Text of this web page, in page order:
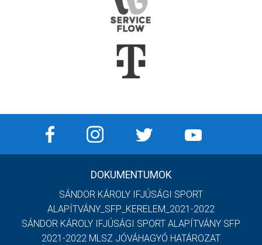
DOKUMENTUMOK
SÁNDOR KÁROLY IFJÚSÁGI SPORT
ALAPÍTVÁNY_SFP_KERELEM_2021-2022
SÁNDOR KÁROLY IFJÚSÁGI SPORT ALAPÍTVÁNY SFP
2021-2022 MLSZ JÓVÁHAGYÓ HATÁROZAT